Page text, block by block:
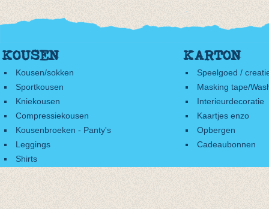
KOUSEN
Kousen/sokken
Sportkousen
Kniekousen
Compressiekousen
Kousenbroeken - Panty's
Leggings
Shirts
KARTON
Speelgoed /
Masking tape/
Interieurdecoratie
Kaartjes enzo
Opbergen
Cadeaubonnen